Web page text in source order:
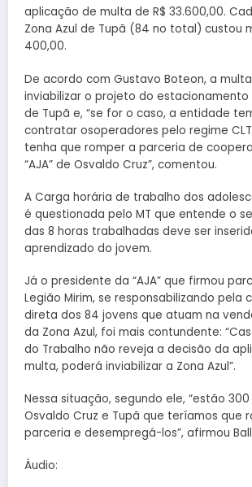
aplicação de multa de R$ 33.600,00.
Zona Azul de Tupã (84 no total) custou
400,00.
De acordo com Gustavo Boteon, a
inviabilizar o projeto do
de Tupã e, “se for o caso, a entidade
contratar osoperadores pelo regime
tenha que romper a parceria de
“AJA” de Osvaldo Cruz”, comentou.
A Carga horária de trabalho dos
é questionada pelo MT que entende o
das 8 horas trabalhadas deve ser
aprendizado do jovem.
Já o presidente da “AJA” que firmou
Legião Mirim, se responsabilizando pela
direta dos 84 jovens que atuam na
da Zona Azul, foi mais contundente:
do Trabalho não reveja a decisão da
multa, poderá inviabilizar a Zona Azul”.
Nessa situação, segundo ele, “estão
Osvaldo Cruz e Tupã que teríamos que
parceria e desempregá-los”, afirmou
Áudio: